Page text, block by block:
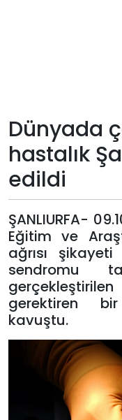
Künye
Giriş
Yap
Dünyada
hastalık
edildi
ŞANLIURFA-
Eğitim ve
ağrısı
sendromu
gerektiren
kavuştu.